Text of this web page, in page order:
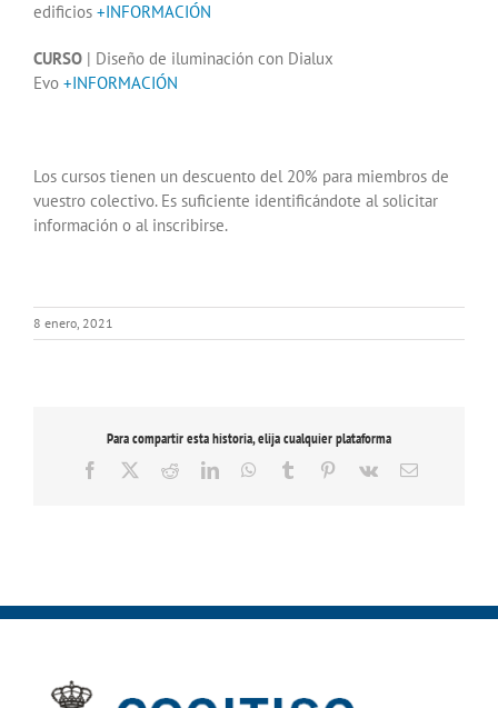
edificios +INFORMACIÓN
CURSO | Diseño de iluminación con Dialux
Evo +INFORMACIÓN
Los cursos tienen un descuento del 20% para miembros de
vuestro colectivo. Es suficiente identificándote al solicitar
información o al inscribirse.
8 enero, 2021
Para compartir esta historia, elija cualquier plataforma
Facebook RedditLinkedInWhatsApp
Tumblr Pinterest
Vk
Correo